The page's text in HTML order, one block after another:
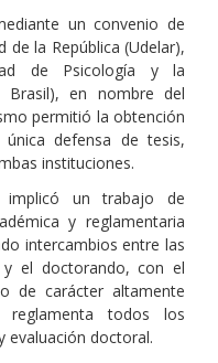
un convenio de
la República (Udelar),
de Psicología y la
Brasil), en nombre del
permitió la obtención
defensa de tesis,
instituciones.
implicó un trabajo de
y reglamentaria
intercambios entre las
y el doctorando, con el
de carácter altamente
reglamenta todos los
evaluación doctoral.